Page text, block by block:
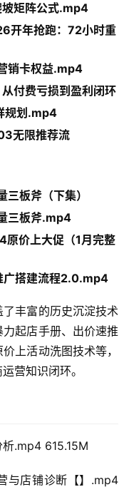
矩阵公式.mp4
开年抢跑：72小时重
销卡权益.mp4
付费亏损到盈利闭环
规划.mp4
无限推荐流
板斧（下集）
三板斧.mp4
价上大促（1月完整
广搭建流程2.0.mp4
丰富的历史沉淀技术
起店手册、出价速推
上活动洗图技术等，
营知识闭环。
.mp4 615.15M
与店铺诊断【】.mp4